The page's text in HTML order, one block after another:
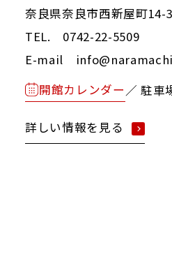
奈良県奈良市西新屋町14-3
TEL. 0742-22-5509
E-mail
開館カレンダー／ 駐車
詳しい情報を見る